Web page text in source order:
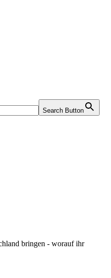
Search Button
bringen - worauf ihr